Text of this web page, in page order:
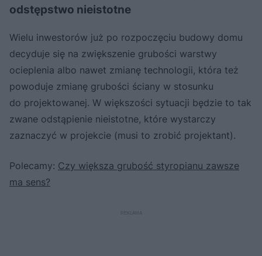
odstępstwo nieistotne
Wielu inwestorów już po rozpoczęciu budowy domu
decyduje się na zwiększenie grubości warstwy
ocieplenia albo nawet zmianę technologii, która też
powoduje zmianę grubości ściany w stosunku
do projektowanej. W większości sytuacji będzie to tak
zwane odstąpienie nieistotne, które wystarczy
zaznaczyć w projekcie (musi to zrobić projektant).
Polecamy: Czy większa grubość styropianu zawsze
ma sens?